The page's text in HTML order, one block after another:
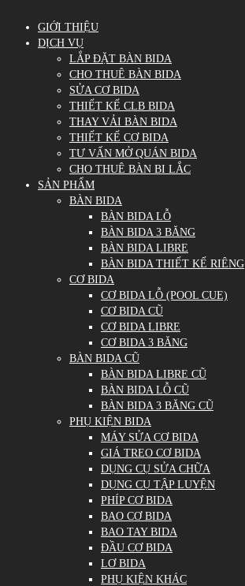
GIỚI THIỆU
DỊCH VỤ
LẮP ĐẶT BÀN BIDA
CHO THUÊ BÀN BIDA
SỬA CƠ BIDA
THIẾT KẾ CLB BIDA
THAY VẢI BÀN BIDA
THIẾT KẾ CƠ BIDA
TƯ VẤN MỞ QUÁN BIDA
CHO THUÊ BÀN BI LẮC
SẢN PHẨM
BÀN BIDA
BÀN BIDA LỖ
BÀN BIDA 3 BĂNG
BÀN BIDA LIBRE
BÀN BIDA THIẾT KẾ RIÊNG
CƠ BIDA
CƠ BIDA LỖ (POOL CUE)
CƠ BIDA CŨ
CƠ BIDA LIBRE
CƠ BIDA 3 BĂNG
BÀN BIDA CŨ
BÀN BIDA LIBRE CŨ
BÀN BIDA LỖ CŨ
BÀN BIDA 3 BĂNG CŨ
PHỤ KIỆN BIDA
MÁY SỬA CƠ BIDA
GIÁ TREO CƠ BIDA
DỤNG CỤ SỬA CHỮA
DỤNG CỤ TẬP LUYỆN
PHÍP CƠ BIDA
BAO CƠ BIDA
BAO TAY BIDA
ĐẦU CƠ BIDA
LƠ BIDA
PHỤ KIỆN KHÁC